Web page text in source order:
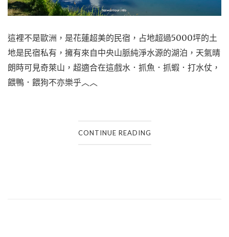
這裡不是歐洲，是花蓮超美的民宿，占地超過5000坪的土
地是民宿私有，擁有來自中央山脈純淨水源的湖泊，天氣晴
朗時可見奇萊山，超適合在這戲水．抓魚．抓蝦．打水仗，
餵鴨．餵狗不亦樂乎︿︿
CONTINUE READING